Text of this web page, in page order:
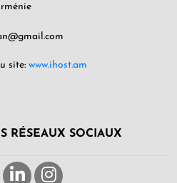
site: www.ihost.am
RÉSEAUX SOCIAUX